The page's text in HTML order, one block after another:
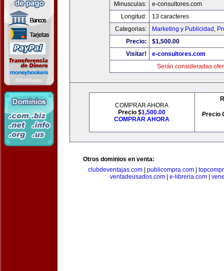
Minusculas:
e-consultores.com
Longitud:
13 caracteres
Categorias:
Marketing y Publicidad ,
Precio:
$1,500.00
Visitar!
e-consultores.com
Serán consideradas
COMPRAR AHORA
Precio $1,500.00
COMPRAR AHORA
Precio
Otros dominios en venta:
clubdeventajas.com
publicompra.com
ventadeusados.com| e-libreria.com|